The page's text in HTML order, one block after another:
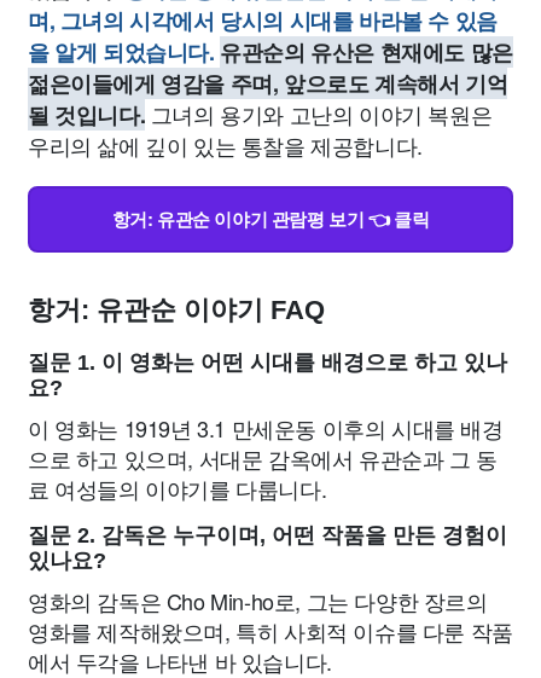
며, 그녀의 시각에서 당시의 시대를 바라볼 수 있음
을 알게 되었습니다. 유관순의 유산은 현재에도 많은
젊은이들에게 영감을 주며, 앞으로도 계속해서 기억
될 것입니다. 그녀의 용기와 고난의 이야기 복원은
우리의 삶에 깊이 있는 통찰을 제공합니다.
항거: 유관순 이야기 관람평 보기 👈 클릭
항거: 유관순 이야기 FAQ
질문 1. 이 영화는 어떤 시대를 배경으로 하고 있나
요?
이 영화는 1919년 3.1 만세운동 이후의 시대를 배경
으로 하고 있으며, 서대문 감옥에서 유관순과 그 동
료 여성들의 이야기를 다룹니다.
질문 2. 감독은 누구이며, 어떤 작품을 만든 경험이
있나요?
영화의 감독은 Cho Min-ho로, 그는 다양한 장르의
영화를 제작해왔으며, 특히 사회적 이슈를 다룬 작품
에서 두각을 나타낸 바 있습니다.